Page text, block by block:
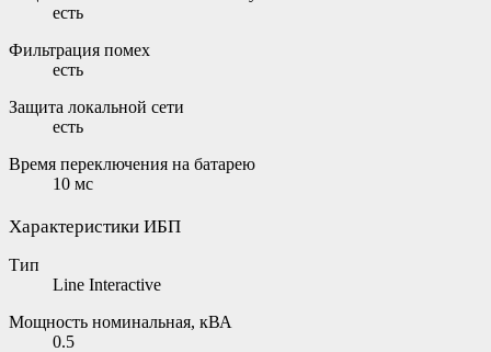
есть
Фильтрация помех
есть
Защита локальной сети
есть
Время переключения на батарею
10 мс
Характеристики ИБП
Тип
Line Interactive
Мощность номинальная, кВА
0.5